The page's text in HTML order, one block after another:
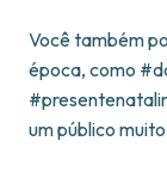
Você também
época, como
um público